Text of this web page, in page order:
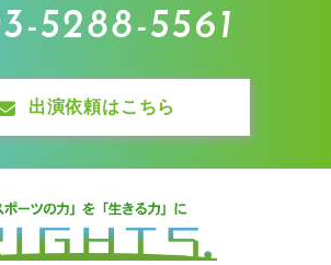
5288-5561
出演依頼はこちら